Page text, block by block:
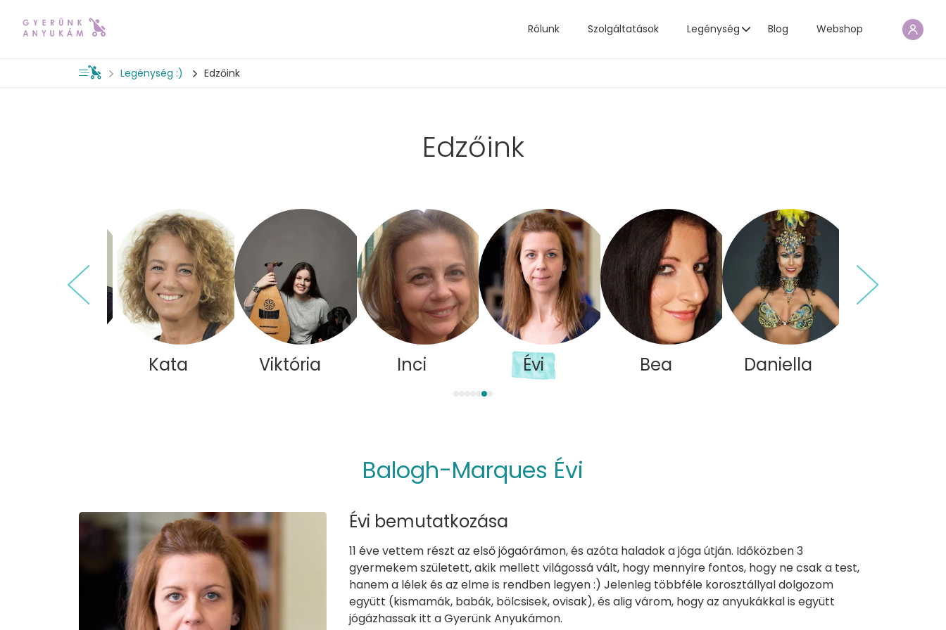
Rólunk Szolgáltatások Legénység Blog Webshop
Legénység :) Edzőink
Edzőink
Kata Viktória Inci Évi Bea Daniella
Balogh-Marques Évi
Évi bemutatkozása
11 éve vettem részt az első jógaórámon, és azóta haladok a jóga útján. Időközben 3
gyermekem született, akik mellett világossá vált, hogy mennyire fontos, hogy ne csak a test,
hanem a lélek és az elme is rendben legyen :) Jelenleg többféle korosztállyal dolgozom
együtt (kismamák, babák, bölcsisek, ovisak), és alig várom, hogy az anyukákkal is együtt
jógázhassak itt a Gyerünk Anyukámon.